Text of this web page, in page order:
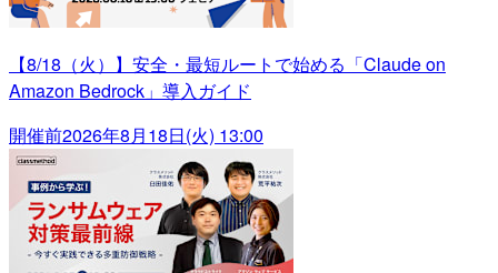
【8/18（火）】安全・最短ルートで始める「Claude on
Amazon Bedrock」導入ガイド
開催前2026年8月18日(火) 13:00